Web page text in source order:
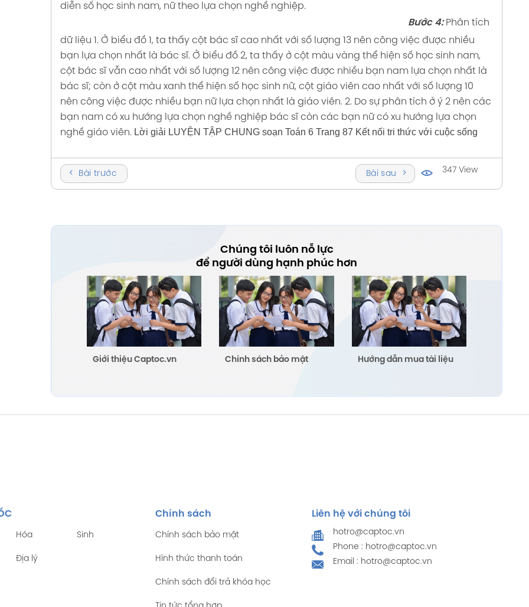
diễn số học sinh nam, nữ theo lựa chọn nghề nghiệp.
Bước 4:Phân tích
dữ liệu 1. Ở biểu đồ 1, ta thấy cột bác sĩ cao nhất với số lượng 13 nên công việc được nhiều
bạn lựa chọn nhất là bác sĩ. Ở biểu đồ 2, ta thấy ở cột màu vàng thể hiện số học sinh nam,
cột bác sĩ vẫn cao nhất với số lượng 12 nên công việc được nhiều bạn nam lựa chọn nhất là
bác sĩ; còn ở cột màu xanh thể hiện số học sinh nữ, cột giáo viên cao nhất với số lượng 10
nên công việc được nhiều bạn nữ lựa chọn nhất là giáo viên. 2. Do sự phân tích ở ý 2 nên các
bạn nam có xu hướng lựa chọn nghề nghiệp bác sĩ còn các bạn nữ có xu hướng lựa chọn
nghề giáo viên. Lời giải LUYỆN TẬP CHUNG soạn Toán 6 Trang 87 Kết nối tri thức với cuộc sống
Bài trước Bài sau 347 View
Chúng tôi luôn nỗ lực
để người dùng hạnh phúc hơn
Giới thiệu Captoc.vn Chính sách bảo mật Hướng dẫn mua tài liệu
Hóa Sinh
Địa lý
Chính sách
Chính sách bảo mật
Hình thức thanh toán
Chính sách đổi trả khóa học
Liên hệ với chúng tôi
hotro@captoc.vn
Phone : hotro@captoc.vn
Email : hotro@captoc.vn